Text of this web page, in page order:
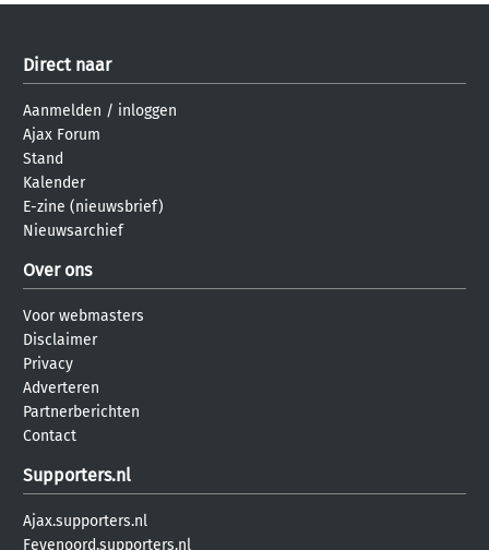
Direct naar
Aanmelden / inloggen
Ajax Forum
Stand
Kalender
E-zine (nieuwsbrief)
Nieuwsarchief
Over ons
Voor webmasters
Disclaimer
Privacy
Adverteren
Partnerberichten
Contact
Supporters.nl
Ajax.supporters.nl
Feyenoord.supporters.nl